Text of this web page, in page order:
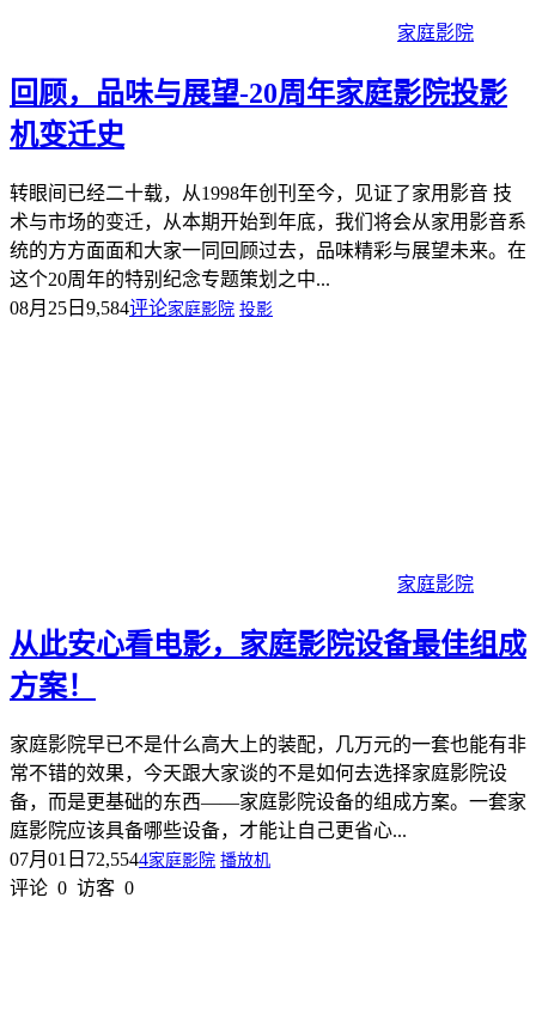
家庭影院
回顾，品味与展望-20周年家庭影院投影
机变迁史
转眼间已经二十载，从1998年创刊至今，见证了家用影音 技
术与市场的变迁，从本期开始到年底，我们将会从家用影音系
统的方方面面和大家一同回顾过去，品味精彩与展望未来。在
这个20周年的特别纪念专题策划之中...
08月25日 9,584评论家庭影院 投影
家庭影院
从此安心看电影，家庭影院设备最佳组成
方案！
家庭影院早已不是什么高大上的装配，几万元的一套也能有非
常不错的效果，今天跟大家谈的不是如何去选择家庭影院设
备，而是更基础的东西——家庭影院设备的组成方案。一套家
庭影院应该具备哪些设备，才能让自己更省心...
07月01日 72,5544家庭影院 播放机
评论 0 访客 0